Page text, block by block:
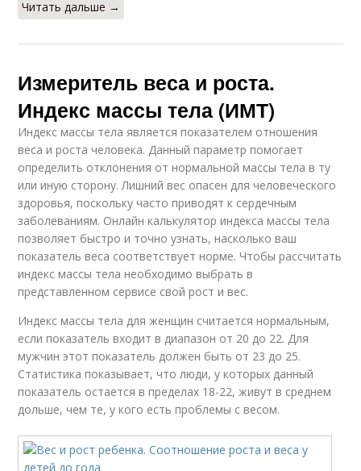
Читать дальше →
Измеритель веса и роста.
Индекс массы тела (ИМТ)
Индекс массы тела является показателем отношения
веса и роста человека. Данный параметр помогает
определить отклонения от нормальной массы тела в ту
или иную сторону. Лишний вес опасен для человеческого
здоровья, поскольку часто приводят к сердечным
заболеваниям. Онлайн калькулятор индекса массы тела
позволяет быстро и точно узнать, насколько ваш
показатель веса соответствует норме. Чтобы рассчитать
индекс массы тела необходимо выбрать в
представленном сервисе свой рост и вес.
Индекс массы тела для женщин считается нормальным,
если показатель входит в диапазон от 20 до 22. Для
мужчин этот показатель должен быть от 23 до 25.
Статистика показывает, что люди, у которых данный
показатель остается в пределах 18-22, живут в среднем
дольше, чем те, у кого есть проблемы с весом.